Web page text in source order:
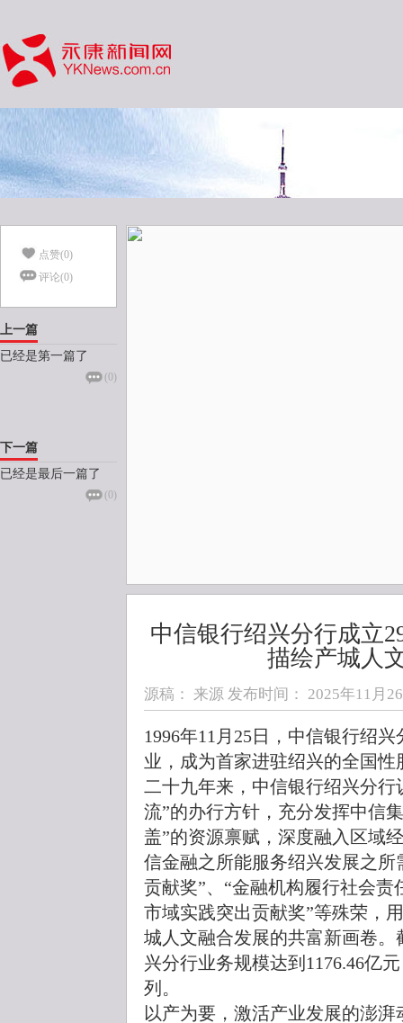
点赞(0)
评论(0)
上一篇
已经是第一篇了
(0)
下一篇
已经是最后一篇了
(0)
中信银行绍兴分行成立
描绘产城人
源稿： 来源 发布时间： 2025年11月
1996年11月25日，中信银行绍
业，成为首家进驻绍兴的全国性
二十九年来，中信银行绍兴分
流”的办行方针，充分发挥中信
盖”的资源禀赋，深度融入区域
信金融之所能服务绍兴发展之
贡献奖”、“金融机构履行社会
市域实践突出贡献奖”等殊荣，
城人文融合发展的共富新画卷。
兴分行业务规模达到1176.46亿
列。
以产为要，激活产业发展的澎湃